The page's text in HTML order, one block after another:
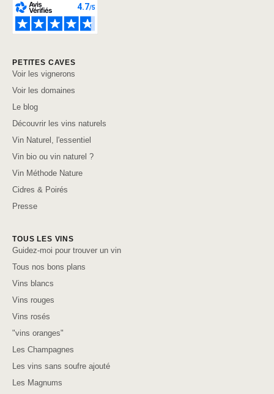
PETITES CAVES
Voir les vignerons
Voir les domaines
Le blog
Découvrir les vins naturels
Vin Naturel, l'essentiel
Vin bio ou vin naturel ?
Vin Méthode Nature
Cidres & Poirés
Presse
TOUS LES VINS
Guidez-moi pour trouver un vin
Tous nos bons plans
Vins blancs
Vins rouges
Vins rosés
"vins oranges"
Les Champagnes
Les vins sans soufre ajouté
Les Magnums